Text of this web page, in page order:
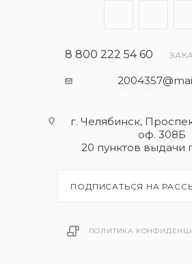
8 800 222 54 60
г. Челябинск,
оф. 308Б
20 пунктов выдачи
ПОДПИСАТЬСЯ НА
ПОЛИТИКА